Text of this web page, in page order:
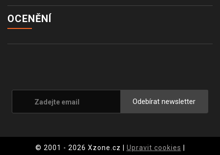
OCENĚNÍ
Odebírat newsletter
© 2001 - 2026 Xzone.cz | Upravit cookies